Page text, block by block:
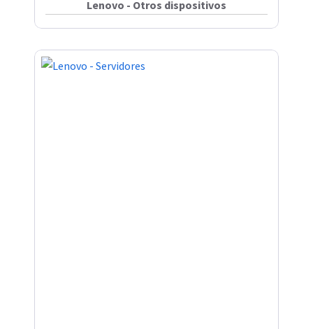
Lenovo - Otros dispositivos